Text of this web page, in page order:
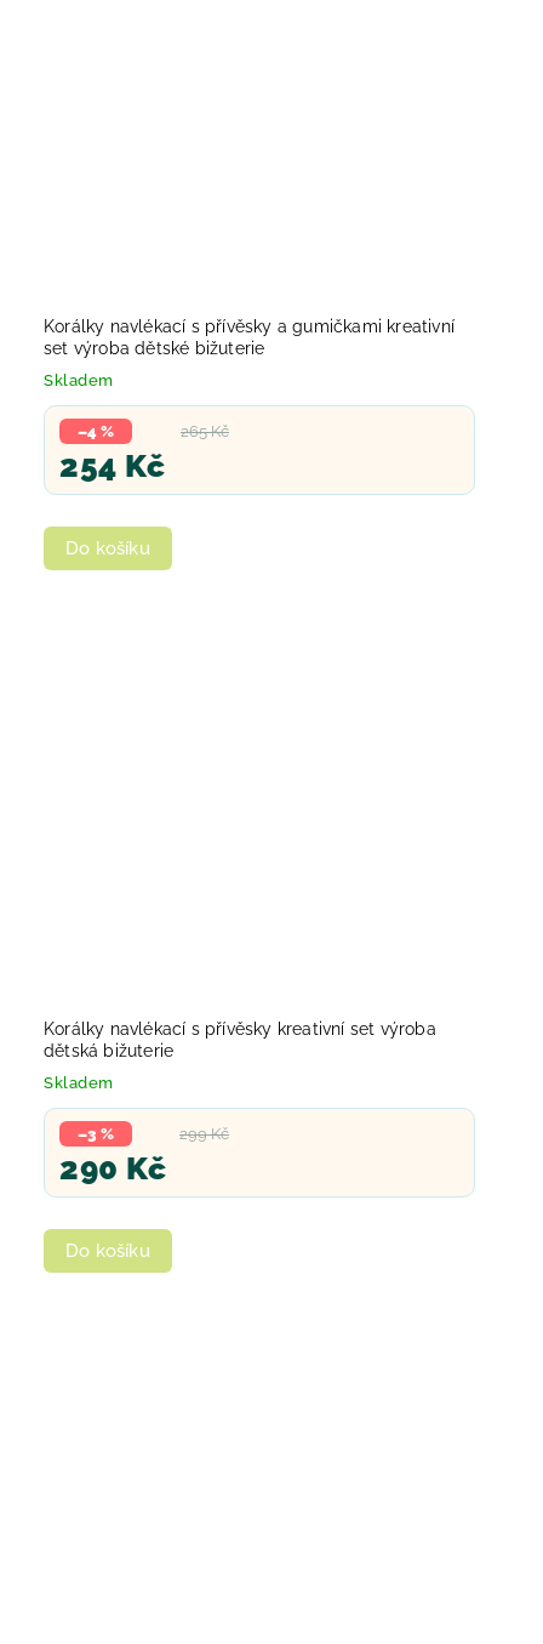
Korálky navlékací s přívěsky a gumičkami kreativní
set výroba dětské bižuterie
Skladem
265 Kč
–4 %
254 Kč
Do košíku
Korálky navlékací s přívěsky kreativní set výroba
dětská bižuterie
Skladem
299 Kč
–3 %
290 Kč
Do košíku